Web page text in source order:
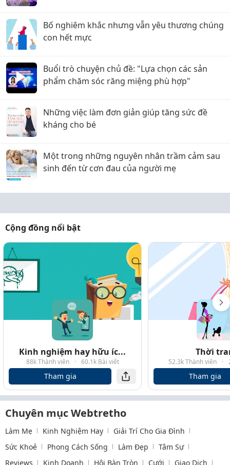
Bố nghiêm khắc nhưng vẫn yêu thương chúng
con hết mực
Buổi trò chuyện chủ đề: "Lựa chọn các sản
phẩm chăm sóc răng miệng phù hợp"
Những việc làm đơn giản giúp tăng sức đề
kháng cho bé
Một trong những nguyên nhân trầm cảm sau
sinh đến từ cơn đau của người mẹ
Cộng đồng nổi bật
Kinh nghiệm hay hữu íc...
88k Thành viên · 60.1k Bài viết
Tham gia
Thời
52.3k Thành viên ·
Tham gia
Chuyên mục Webtretho
Làm Mẹ Kinh Nghiệm Hay
Giải Trí Cho Gia Đình
Sức Khoẻ
Phong Cách Sống Làm Đẹp
Tâm Sự
Reviews
Kinh Doanh Hội Bàn Tròn Cưới Giao Dịch